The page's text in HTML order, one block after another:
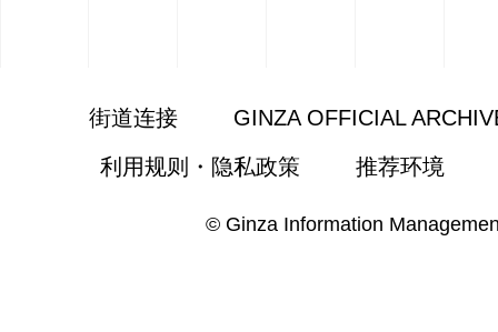
街道连接
GINZA OFFICIAL
利用规则・隐私政策
推荐环境
© Ginza Information